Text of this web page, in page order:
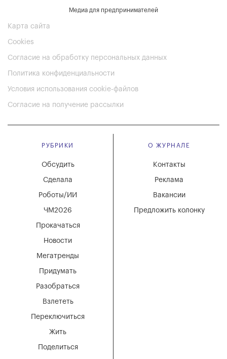
Медиа для предпринимателей
Карта сайта
Cookies
Согласие на обработку персональных данных
Политика конфиденциальности
Условия использования cookie-файлов
Согласие на получение рассылки
РУБРИКИ
Мегатренды
Придумать
Разобраться
Взлететь
Новости
Переключиться
Жить
Поделиться
Обсудить
Сделала
Роботы/ИИ
ЧМ2026
Прокачаться
О ЖУРНАЛЕ
Вакансии
Реклама
Контакты
Предложить колонку